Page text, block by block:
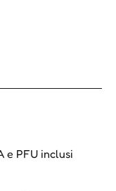
e PFU inclusi